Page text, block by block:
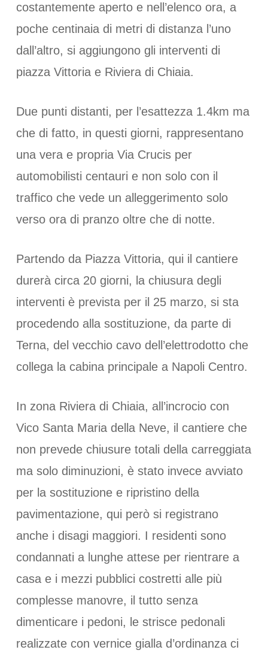
costantemente aperto e nell’elenco ora, a
poche centinaia di metri di distanza l’uno
dall’altro, si aggiungono gli interventi di
piazza Vittoria e Riviera di Chiaia.
Due punti distanti, per l’esattezza 1.4km ma
che di fatto, in questi giorni, rappresentano
una vera e propria Via Crucis per
automobilisti centauri e non solo con il
traffico che vede un alleggerimento solo
verso ora di pranzo oltre che di notte.
Partendo da Piazza Vittoria, qui il cantiere
durerà circa 20 giorni, la chiusura degli
interventi è prevista per il 25 marzo, si sta
procedendo alla sostituzione, da parte di
Terna, del vecchio cavo dell’elettrodotto che
collega la cabina principale a Napoli Centro.
In zona Riviera di Chiaia, all’incrocio con
Vico Santa Maria della Neve, il cantiere che
non prevede chiusure totali della carreggiata
ma solo diminuzioni, è stato invece avviato
per la sostituzione e ripristino della
pavimentazione, qui però si registrano
anche i disagi maggiori. I residenti sono
condannati a lunghe attese per rientrare a
casa e i mezzi pubblici costretti alle più
complesse manovre, il tutto senza
dimenticare i pedoni, le strisce pedonali
realizzate con vernice gialla d’ordinanza ci